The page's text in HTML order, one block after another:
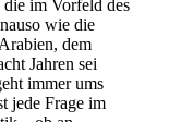
im Vorfeld des
wie die
dem
Jahren sei
immer ums
jede Frage im